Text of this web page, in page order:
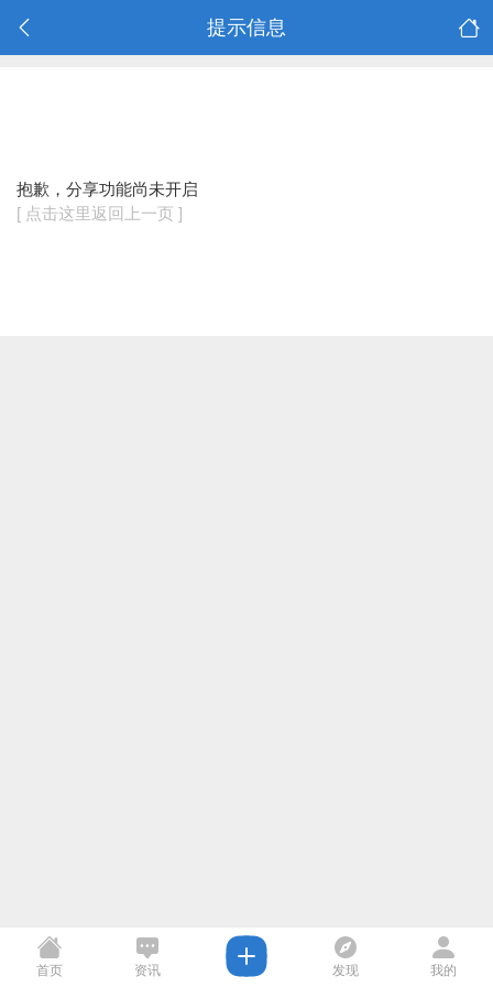
提示信息
抱歉，分享功能尚未开启
[ 点击这里返回上一页 ]
首页 资讯 发现 我的